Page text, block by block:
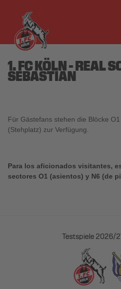
1. FC KÖLN - REAL
SEBASTIAN
Für Gästefans stehen die Blöcke
(Stehplatz) zur Verfügung.
Para los aficionados visitantes,
sectores O1 (asientos) y N6 (de
Testspiele 2026/